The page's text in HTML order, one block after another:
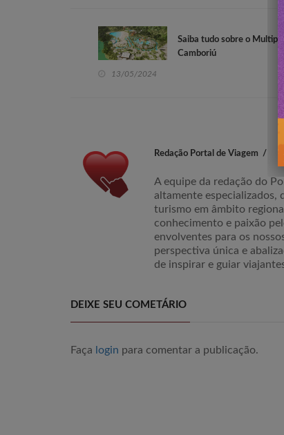
Saiba tudo sobre o
Camboriú
13/05/2024
Redação Portal de Viagem
A equipe da redação do
altamente especializados,
turismo em âmbito
conhecimento e paixão
envolventes para os
perspectiva única e
de inspirar e guiar
DEIXE SEU COMETÁRIO
Faça login para comentar a publicação.